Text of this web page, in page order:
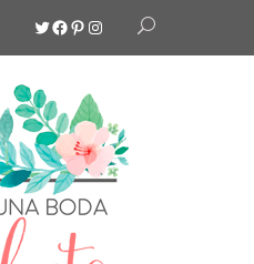
Twitter
Facebook
Pinterest
Instagram